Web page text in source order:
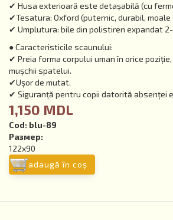
✔ Husa exterioară este detașabilă (cu
✔Tesatura: Oxford (puternic, durabil,
✔ Umplutura: bile din polistiren expandat 2-
● Caracteristicile scaunului:
✔ Preia forma corpului uman în orice
mușchii spatelui.
✔Ușor de mutat.
✔ Siguranță pentru copii datorită absenței
1,150 MDL
Cod: blu-89
Размер:
122х90
adaugă în coş